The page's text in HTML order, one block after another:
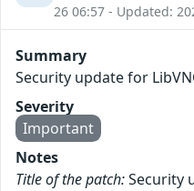
26 06:57 - Updated:
Summary
Security update for
Severity
Important
Notes
Title of the patch:Security